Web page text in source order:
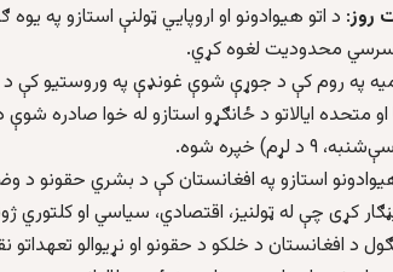
روز: د اتو هيوادونو او اروپايي ټولنې استازو په
محدوديت لغوه کړي.
په روم کې د جوړې شوې غونډې په وروستيو کې د
او متحده ايالاتو د ځانګړو استازو له خوا
د لړم) خپره شوه.
استازو په افغانستان کې د بشري حقونو د
کړی چې له ټولنيز، اقتصادي، سياسي او
د افغانستان د خلکو د حقونو او نړيوالو